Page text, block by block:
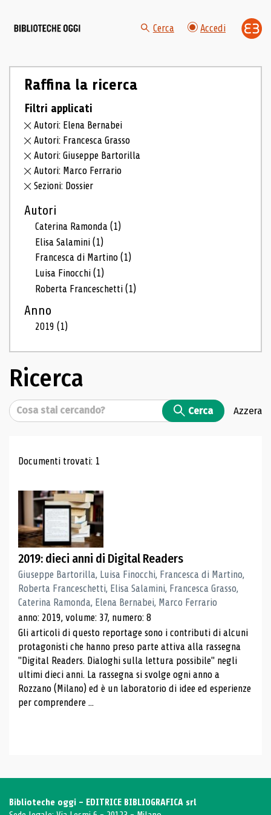
Cerca Accedi
Raffina la ricerca
Filtri applicati
Autori: Elena Bernabei
Autori: Francesca Grasso
Autori: Giuseppe Bartorilla
Autori: Marco Ferrario
Sezioni: Dossier
Autori
Caterina Ramonda(1)
Elisa Salamini(1)
Francesca di Martino(1)
Luisa Finocchi(1)
Roberta Franceschetti(1)
Anno
2019(1)
Ricerca
Cerca Cerca Azzera
Risultati di ricerca
Documenti trovati: 1
2019: dieci anni di Digital Readers
Giuseppe Bartorilla, Luisa Finocchi, Francesca di Martino,
Roberta Franceschetti, Elisa Salamini, Francesca Grasso,
Caterina Ramonda, Elena Bernabei, Marco Ferrario
anno: 2019, volume: 37, numero: 8
Gli articoli di questo reportage sono i contributi di alcuni
protagonisti che hanno preso parte attiva alla rassegna
"Digital Readers. Dialoghi sulla lettura possibile" negli
ultimi dieci anni. La rassegna si svolge ogni anno a
Rozzano (Milano) ed è un laboratorio di idee ed esperienze
per comprendere ...
Biblioteche oggi - EDITRICE BIBLIOGRAFICA srl